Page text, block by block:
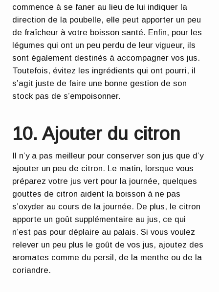
commence à se faner au lieu de lui indiquer la
direction de la poubelle, elle peut apporter un peu
de fraîcheur à votre boisson santé. Enfin, pour les
légumes qui ont un peu perdu de leur vigueur, ils
sont également destinés à accompagner vos jus.
Toutefois, évitez les ingrédients qui ont pourri, il
s’agit juste de faire une bonne gestion de son
stock pas de s’empoisonner.
10. Ajouter du citron
Il n’y a pas meilleur pour conserver son jus que d’y
ajouter un peu de citron. Le matin, lorsque vous
préparez votre jus vert pour la journée, quelques
gouttes de citron aident la boisson à ne pas
s’oxyder au cours de la journée. De plus, le citron
apporte un goût supplémentaire au jus, ce qui
n’est pas pour déplaire au palais. Si vous voulez
relever un peu plus le goût de vos jus, ajoutez des
aromates comme du persil, de la menthe ou de la
coriandre.